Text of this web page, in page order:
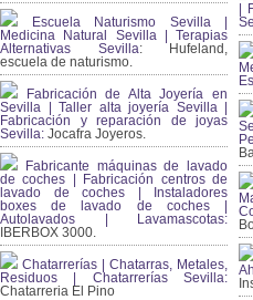
Escuela Naturismo Sevilla |
Medicina Natural Sevilla | Terapias
Alternativas Sevilla: Hufeland,
escuela de naturismo.
Fabricación de Alta Joyería en
Sevilla | Taller alta joyería Sevilla |
Fabricación y reparación de joyas
Sevilla: Jocafra Joyeros.
Fabricante máquinas de lavado
de coches | Fabricación centros de
lavado de coches | Instaladores
boxes de lavado de coches |
Autolavados | Lavamascotas:
IBERBOX 3000.
Chatarrerías | Chatarras, Metales,
Residuos | Chatarrerías Sevilla:
Chatarreria El Pino
|